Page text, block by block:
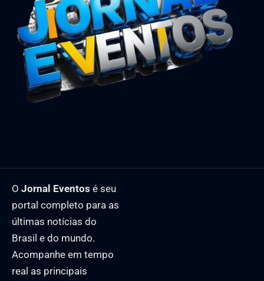
O Jornal Eventos é seu
portal completo para as
últimas notícias do
Brasil e do mundo.
Acompanhe em tempo
real as principais